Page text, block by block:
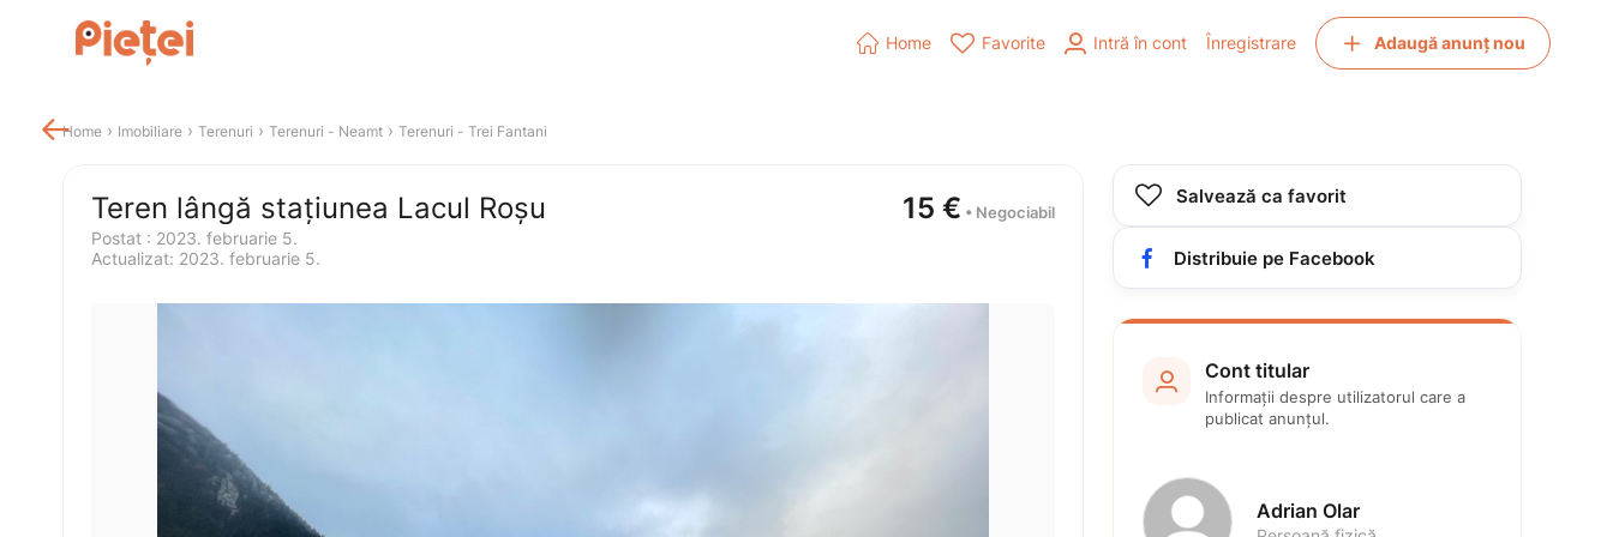
Home › Imobiliare › Terenuri › Terenuri - Neamt › Terenuri - Trei Fantani
Teren lângă stațiunea Lacul Roșu 15 € • Negociabil
Postat : 2023. februarie 5.
Actualizat: 2023. februarie 5.
 Salvează ca favorit
 Distribuie pe Facebook
 Cont titular
Informații despre utilizatorul care a
publicat anunțul.
Adrian Olar
 Home  Favorite  Intră în cont Înregistrare  Adaugă anunț nou